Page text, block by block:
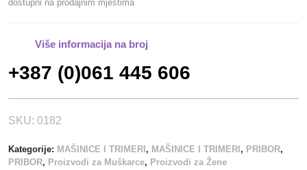
dostupni na prodajnim mjestima
Više informacija na broj
+387 (0)061 445 606
SKU: 0182
Kategorije: MAŠINICE I TRIMERI , MAŠINICE I TRIMERI , PRIBOR,
PRIBOR, Proizvodi za Muškarce, Proizvodi za Žene